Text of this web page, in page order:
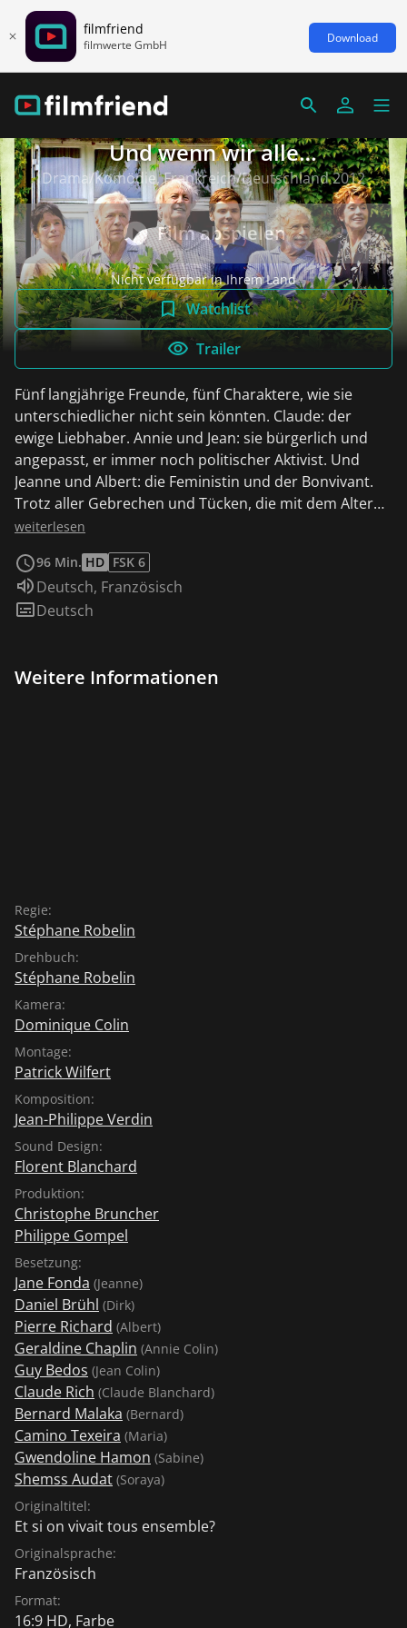
filmfriend
filmwerte GmbH Download
Und wenn wir alle
zusammenziehen?
Drama/Komödie, Frankreich/Deutschland 2012
Film abspielen
Nicht verfügbar in Ihrem Land
Watchlist
Trailer
Fünf langjährige Freunde, fünf Charaktere, wie sie
unterschiedlicher nicht sein könnten. Claude: der
ewige Liebhaber. Annie und Jean: sie bürgerlich und
angepasst, er immer noch politischer Aktivist. Und
Jeanne und Albert: die Feministin und der Bonvivant.
Trotz aller Gebrechen und Tücken, die mit dem Alter
einhergehen, fühlen sie sich eigentlich noch vital, voller
sie einen kühnen Plan. Sie werden zusammenziehen
und unter einem Dach gemeinsam den Rest ihres
Lebens verbringen. Um das Miteinander in der
Anwesenheit verborgene Wünsche und bislang streng
weiterlesen
96 Min. HD FSK 6
Sprache:
Deutsch, Französisch
Untertitel:
Deutsch
Weitere Informationen
Regie:
Stéphane Robelin
Drehbuch:
Stéphane Robelin
Kamera:
Dominique Colin
Montage:
Patrick Wilfert
Komposition:
Jean-Philippe Verdin
Sound Design:
Florent Blanchard
Produktion:
Christophe Bruncher
Philippe Gompel
Besetzung:
Jane Fonda (Jeanne)
Daniel Brühl (Dirk)
Pierre Richard (Albert)
Geraldine Chaplin (Annie Colin)
Guy Bedos (Jean Colin)
Claude Rich (Claude Blanchard)
Bernard Malaka (Bernard)
Camino Texeira (Maria)
Gwendoline Hamon (Sabine)
Shemss Audat (Soraya)
Originaltitel:
Et si on vivait tous ensemble?
Originalsprache:
Französisch
Format:
16:9 HD, Farbe